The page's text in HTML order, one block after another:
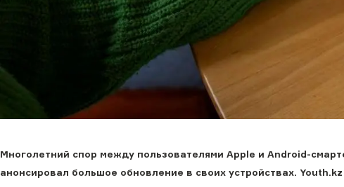
Многолетний спор между пользователями Apple и Android-
анонсировал большое обновление в своих устройствах.